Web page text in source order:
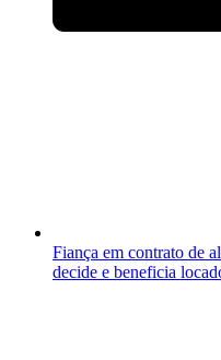
Fiança em contrato de
decide e beneficia